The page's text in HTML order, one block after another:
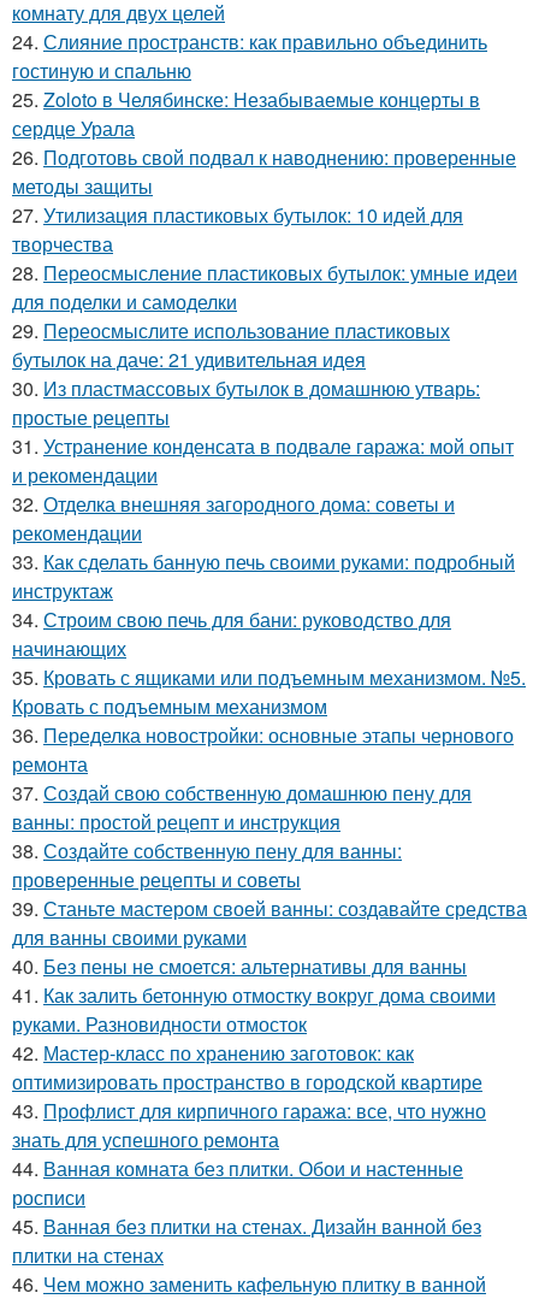
комнату для двух целей
24. Слияние пространств: как правильно объединить
гостиную и спальню
25. Zoloto в Челябинске: Незабываемые концерты в
сердце Урала
26. Подготовь свой подвал к наводнению: проверенные
методы защиты
27. Утилизация пластиковых бутылок: 10 идей для
творчества
28. Переосмысление пластиковых бутылок: умные идеи
для поделки и самоделки
29. Переосмыслите использование пластиковых
бутылок на даче: 21 удивительная идея
30. Из пластмассовых бутылок в домашнюю утварь:
простые рецепты
31. Устранение конденсата в подвале гаража: мой опыт
и рекомендации
32. Отделка внешняя загородного дома: советы и
рекомендации
33. Как сделать банную печь своими руками: подробный
инструктаж
34. Строим свою печь для бани: руководство для
начинающих
35. Кровать с ящиками или подъемным механизмом. №5.
Кровать с подъемным механизмом
36. Переделка новостройки: основные этапы чернового
ремонта
37. Создай свою собственную домашнюю пену для
ванны: простой рецепт и инструкция
38. Создайте собственную пену для ванны:
проверенные рецепты и советы
39. Станьте мастером своей ванны: создавайте средства
для ванны своими руками
40. Без пены не смоется: альтернативы для ванны
41. Как залить бетонную отмостку вокруг дома своими
руками. Разновидности отмосток
42. Мастер-класс по хранению заготовок: как
оптимизировать пространство в городской квартире
43. Профлист для кирпичного гаража: все, что нужно
знать для успешного ремонта
44. Ванная комната без плитки. Обои и настенные
росписи
45. Ванная без плитки на стенах. Дизайн ванной без
плитки на стенах
46. Чем можно заменить кафельную плитку в ванной